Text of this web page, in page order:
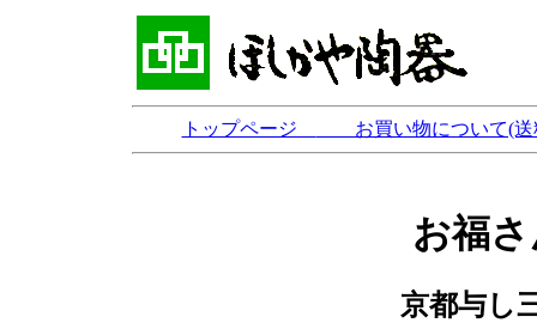
トップページ お買い物について(
お福
京都与し